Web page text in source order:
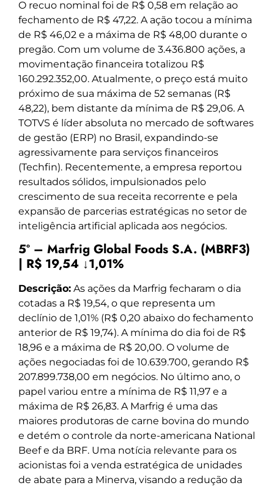
O recuo nominal foi de R$ 0,58 em relação ao
fechamento de R$ 47,22. A ação tocou a mínima
de R$ 46,02 e a máxima de R$ 48,00 durante o
pregão. Com um volume de 3.436.800 ações, a
movimentação financeira totalizou R$
160.292.352,00. Atualmente, o preço está muito
próximo de sua máxima de 52 semanas (R$
48,22), bem distante da mínima de R$ 29,06. A
TOTVS é líder absoluta no mercado de softwares
de gestão (ERP) no Brasil, expandindo-se
agressivamente para serviços financeiros
(Techfin). Recentemente, a empresa reportou
resultados sólidos, impulsionados pelo
crescimento de sua receita recorrente e pela
expansão de parcerias estratégicas no setor de
inteligência artificial aplicada aos negócios.
5º – Marfrig Global Foods S.A. (MBRF3)
| R$ 19,54 ↓1,01%
Descrição: As ações da Marfrig fecharam o dia
cotadas a R$ 19,54, o que representa um
declínio de 1,01% (R$ 0,20 abaixo do fechamento
anterior de R$ 19,74). A mínima do dia foi de R$
18,96 e a máxima de R$ 20,00. O volume de
ações negociadas foi de 10.639.700, gerando R$
207.899.738,00 em negócios. No último ano, o
papel variou entre a mínima de R$ 11,97 e a
máxima de R$ 26,83. A Marfrig é uma das
maiores produtoras de carne bovina do mundo
e detém o controle da norte-americana National
Beef e da BRF. Uma notícia relevante para os
acionistas foi a venda estratégica de unidades
de abate para a Minerva, visando a redução da